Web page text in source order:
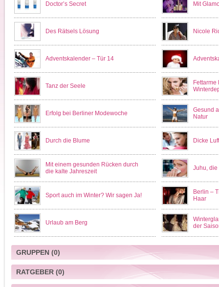
Doctor’s Secret Mit
Des Rätsels Lösung Nicole
Adventskalender – Tür 14
Tanz der Seele
Fettarme
Erfolg bei Berliner Modewoche
Gesund
Natur
Durch die Blume Dicke
Mit einem gesunden Rücken durch
die kalte Jahreszeit
Juhu, die
Sport auch im Winter? Wir sagen Ja!
Berlin –
Haar
Urlaub am Berg
der
GRUPPEN(0)
RATGEBER(0)